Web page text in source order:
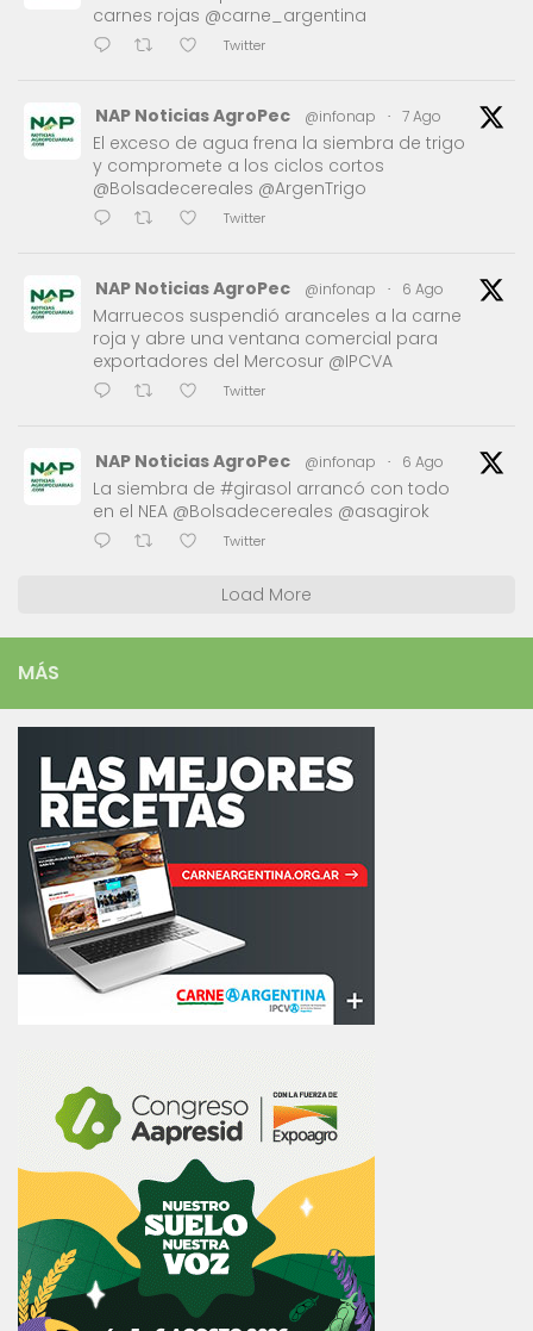
carnes rojas @carne_argentina
Twitter
NAP Noticias AgroPec @infonap · 7 Ago
El exceso de agua frena la siembra de trigo
y compromete a los ciclos cortos
@Bolsadecereales @ArgenTrigo
Twitter
NAP Noticias AgroPec @infonap · 6 Ago
Marruecos suspendió aranceles a la carne
roja y abre una ventana comercial para
exportadores del Mercosur @IPCVA
Twitter
NAP Noticias AgroPec @infonap · 6 Ago
La siembra de #girasol arrancó con todo
en el NEA @Bolsadecereales @asagirok
Twitter
Load More
MÁS